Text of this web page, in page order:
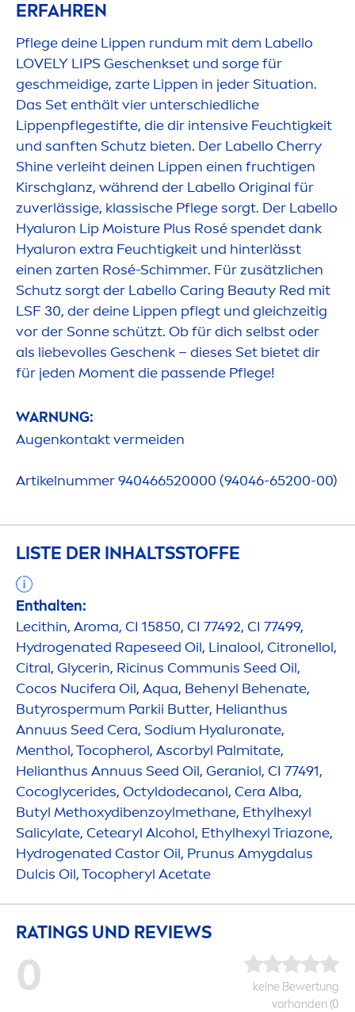
ERFAHREN
Pflege deine Lippen rundum mit dem Labello
LOVELY LIPS Geschenkset und sorge für
geschmeidige, zarte Lippen in jeder Situation.
Das Set enthält vier unterschiedliche
Lippenpflegestifte, die dir intensive Feuchtigkeit
und sanften Schutz bieten. Der Labello Cherry
Shineverleiht deinen Lippen einen fruchtigen
Kirschglanz, während der Labello Original für
zuverlässige, klassische Pflege sorgt. Der Labello
Hyaluron LipMoisture Plus Rosé spendet dank
Hyaluron extra Feuchtigkeit und hinterlässt
einen zarten Rosé-Schimmer. Für zusätzlichen
Schutz sorgt der Labello Caring Beauty Red mit
LSF 30, der deine Lippen pflegt und gleichzeitig
vor der Sonne schützt. Ob für dich selbst oder
als liebevolles Geschenk – dieses Set bietet dir
für jeden Moment die passende Pflege!
WARNUNG:
Augenkontakt vermeiden
Artikelnummer 940466520000 (94046-65200-00)
LISTE DER INHALTSSTOFFE
Enthalten:
Lecithin, Aroma, CI 15850, CI 77492, CI 77499,
Hydrogenated Rapeseed Oil, Linalool, Citronellol,
Citral, Glycerin, Ricinus Communis Seed Oil,
Cocos Nucifera Oil, Aqua, Behenyl Behenate,
Butyrospermum Parkii Butter, Helianthus
Annuus Seed Cera, Sodium Hyaluronate,
Menthol, Tocopherol, Ascorbyl Palmitate,
Helianthus Annuus Seed Oil, Geraniol, CI 77491,
Cocoglycerides, Octyldodecanol, Cera Alba,
Butyl Methoxydibenzoylmethane, Ethylhexyl
Salicylate, Cetearyl Alcohol, Ethylhexyl Triazone,
Hydrogenated Castor Oil, Prunus Amygdalus
Dulcis Oil, Tocopheryl Acetate
RATINGS UND REVIEWS
0
keine Bewertung
vorhanden (0